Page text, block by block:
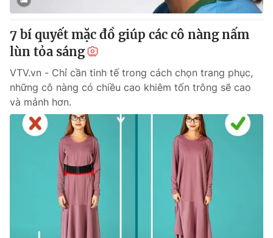
® Cấm sao chép dưới mọi hình thức nếu không có sự chấp
thuận bằng văn bản. Ghi rõ nguồn VTV.vn khi phát hành lại
thông tin từ website này.
7 bí quyết mặc đồ giúp các cô nàng nấm
lùn tỏa sáng
VTV.vn - Chỉ cần tinh tế trong cách chọn trang phục,
những cô nàng có chiều cao khiêm tốn trông sẽ cao
và mảnh hơn.